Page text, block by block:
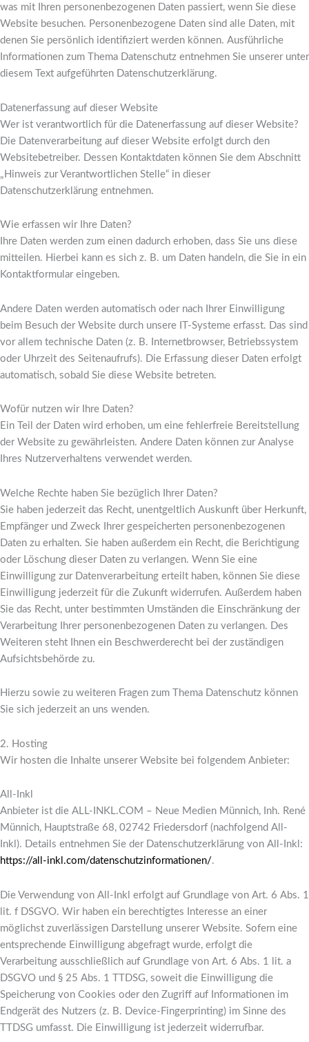
was mit Ihren personenbezogenen Daten passiert, wenn Sie diese
Website besuchen. Personenbezogene Daten sind alle Daten, mit
denen Sie persönlich identifiziert werden können. Ausführliche
Informationen zum Thema Datenschutz entnehmen Sie unserer unter
diesem Text aufgeführten Datenschutzerklärung.
Datenerfassung auf dieser Website
Wer ist verantwortlich für die Datenerfassung auf dieser Website?
Die Datenverarbeitung auf dieser Website erfolgt durch den
Websitebetreiber. Dessen Kontaktdaten können Sie dem Abschnitt
„Hinweis zur Verantwortlichen Stelle“ in dieser
Datenschutzerklärung entnehmen.
Wie erfassen wir Ihre Daten?
Ihre Daten werden zum einen dadurch erhoben, dass Sie uns diese
mitteilen. Hierbei kann es sich z. B. um Daten handeln, die Sie in ein
Kontaktformular eingeben.
Andere Daten werden automatisch oder nach Ihrer Einwilligung
beim Besuch der Website durch unsere IT-Systeme erfasst. Das sind
vor allem technische Daten (z. B. Internetbrowser, Betriebssystem
oder Uhrzeit des Seitenaufrufs). Die Erfassung dieser Daten erfolgt
automatisch, sobald Sie diese Website betreten.
Wofür nutzen wir Ihre Daten?
Ein Teil der Daten wird erhoben, um eine fehlerfreie Bereitstellung
der Website zu gewährleisten. Andere Daten können zur Analyse
Ihres Nutzerverhaltens verwendet werden.
Welche Rechte haben Sie bezüglich Ihrer Daten?
Sie haben jederzeit das Recht, unentgeltlich Auskunft über Herkunft,
Empfänger und Zweck Ihrer gespeicherten personenbezogenen
Daten zu erhalten. Sie haben außerdem ein Recht, die Berichtigung
oder Löschung dieser Daten zu verlangen. Wenn Sie eine
Einwilligung zur Datenverarbeitung erteilt haben, können Sie diese
Einwilligung jederzeit für die Zukunft widerrufen. Außerdem haben
Sie das Recht, unter bestimmten Umständen die Einschränkung der
Verarbeitung Ihrer personenbezogenen Daten zu verlangen. Des
Weiteren steht Ihnen ein Beschwerderecht bei der zuständigen
Aufsichtsbehörde zu.
Hierzu sowie zu weiteren Fragen zum Thema Datenschutz können
Sie sich jederzeit an uns wenden.
2. Hosting
Wir hosten die Inhalte unserer Website bei folgendem Anbieter:
All-Inkl
Anbieter ist die ALL-INKL.COM – Neue Medien Münnich, Inh. René
Münnich, Hauptstraße 68, 02742 Friedersdorf (nachfolgend All-
Inkl). Details entnehmen Sie der Datenschutzerklärung von All-Inkl:
https://all-inkl.com/datenschutzinformationen/.
Die Verwendung von All-Inkl erfolgt auf Grundlage von Art. 6 Abs. 1
lit. f DSGVO. Wir haben ein berechtigtes Interesse an einer
möglichst zuverlässigen Darstellung unserer Website. Sofern eine
entsprechende Einwilligung abgefragt wurde, erfolgt die
Verarbeitung ausschließlich auf Grundlage von Art. 6 Abs. 1 lit. a
DSGVO und § 25 Abs. 1 TTDSG, soweit die Einwilligung die
Speicherung von Cookies oder den Zugriff auf Informationen im
Endgerät des Nutzers (z. B. Device-Fingerprinting) im Sinne des
TTDSG umfasst. Die Einwilligung ist jederzeit widerrufbar.